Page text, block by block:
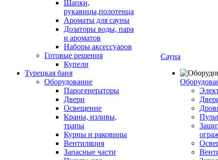
Шапки,
рукавицы,полотенца
Ароматы для сауны
Дозаторы воды, пара
и ароматов
Наборы аксессуаров
Готовые решения
Купели
Турецкая баня
Оборудование
Парогенераторы
Двери
Освещение
Краны, изливы,
трапы
Курны и раковины
Вентиляция
Запасные части
Сауна